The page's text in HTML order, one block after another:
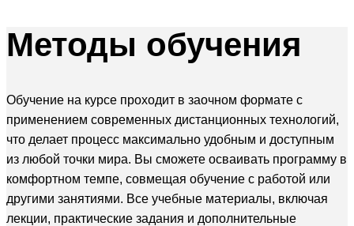
Методы обучения
Обучение на курсе проходит в заочном формате с
применением современных дистанционных технологий,
что делает процесс максимально удобным и доступным
из любой точки мира. Вы сможете осваивать программу в
комфортном темпе, совмещая обучение с работой или
другими занятиями. Все учебные материалы, включая
лекции, практические задания и дополнительные